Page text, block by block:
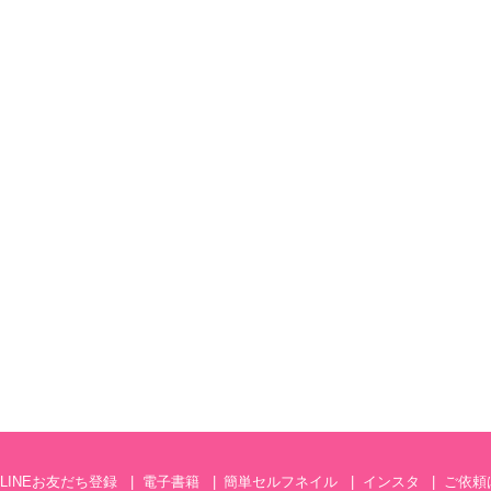
LINEお友だち登録 電子書籍 簡単セルフネイル インスタ ご依頼